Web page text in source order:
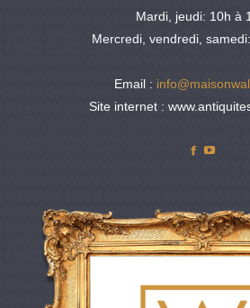
Mardi, jeudi: 10h à
Mercredi, vendredi,
Email :
Site internet :
Facebook